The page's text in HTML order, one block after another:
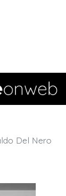
Del Nero